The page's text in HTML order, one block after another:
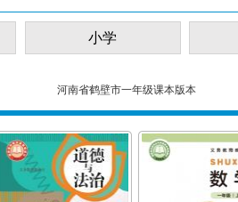
小学
河南省鹤壁市一年级课本版本